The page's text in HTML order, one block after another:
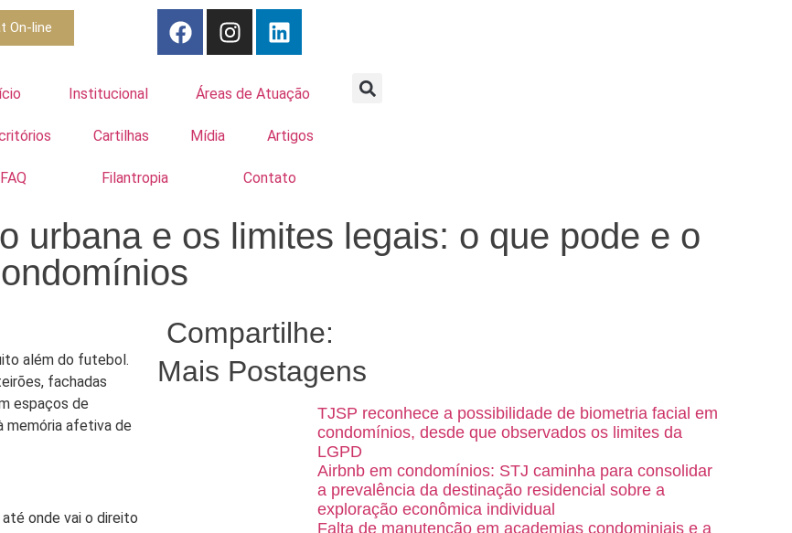
On-line
Institucional Áreas de Atuação
Cartilhas Mídia Artigos
FAQ Filantropia Contato
urbana e os limites legais: o que pode e o
além do futebol.
fachadas
espaços de
memória afetiva de
até onde vai o direito
Compartilhe:
Mais Postagens
TJSP reconhece a possibilidade de biometria facial em
condomínios, desde que observados os limites da
LGPD
Airbnb em condomínios: STJ caminha para consolidar
a prevalência da destinação residencial sobre a
exploração econômica individual
Falta de manutenção em academias condominiais e a